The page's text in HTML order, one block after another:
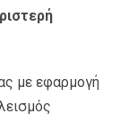
με εφαρμογή